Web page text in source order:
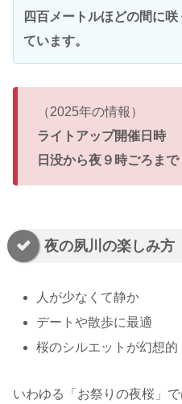
四百メートルほどの間に
ています。
（2025年の情報）
ライトアップ開催日時
日没から夜９時ごろま
夜の夙川の楽しみ方
人が少なくて静か
デートや散歩に最適
桜のシルエットが幻想的
いわゆる「お祭りの夜桜」で